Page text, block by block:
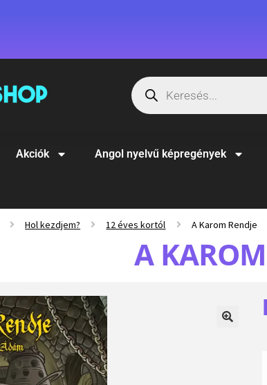
Akciók Angol nyelvű képregények
Hol kezdjem? 12 éves kortól A Karom Rendje
A